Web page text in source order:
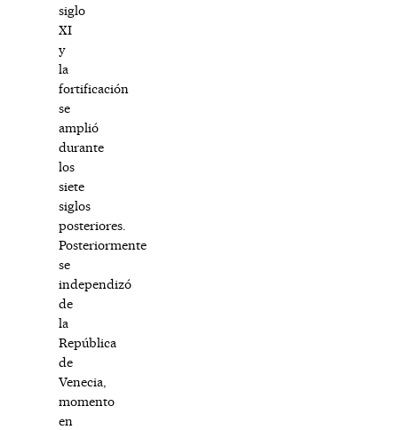
siglo
XI
y
la
fortificación
se
amplió
durante
los
siete
siglos
posteriores.
Posteriormente
se
independizó
de
la
República
de
Venecia,
momento
en